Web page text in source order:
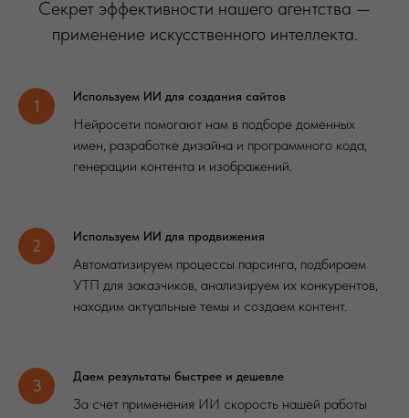
Секрет эффективности нашего агентства —
применение искусственного интеллекта.
Используем ИИ для создания сайтов
Нейросети помогают нам в подборе доменных
имен, разработке дизайна и программного кода,
генерации контента и изображений.
Используем ИИ для продвижения
Автоматизируем процессы парсинга, подбираем
УТП для заказчиков, анализируем их конкурентов,
находим актуальные темы и создаем контент.
Даем результаты быстрее и дешевле
За счет применения ИИ скорость нашей работы